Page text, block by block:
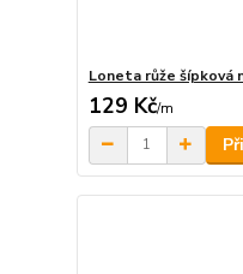
Loneta růže šípková
129 Kč/m